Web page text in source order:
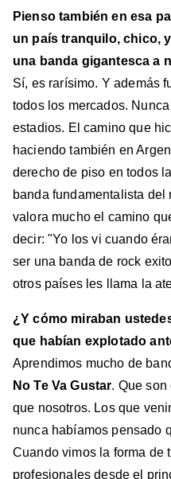
Pienso también en esa
un país tranquilo, chico,
una banda gigantesca a
Sí, es rarísimo. Y además
todos los mercados.
estadios. El camino que
haciendo también en
derecho de piso en todos
banda fundamentalista
valora mucho el camino
decir: "Yo los vi cuando
ser una banda de rock
otros países les llama la
¿Y cómo miraban
que habían explotado
Aprendimos mucho de
No Te Va Gustar. Que
que nosotros. Los que
nunca habíamos pensado
Cuando vimos la forma de
profesionales desde el